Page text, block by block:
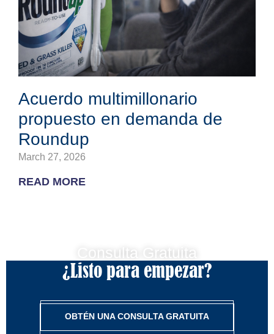
Acuerdo multimillonario
propuesto en demanda de
Roundup
March 27, 2026
READ MORE
Consulta Gratuita
¿Listo para empezar?
OBTÉN UNA CONSULTA GRATUITA